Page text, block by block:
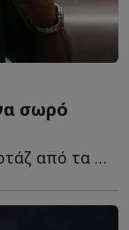
σωρό
Την ώρα που τα αξιόπιστα ρεπορτάζ από τα εργομετρικ�...